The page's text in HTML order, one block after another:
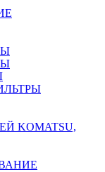
KOMATSU,